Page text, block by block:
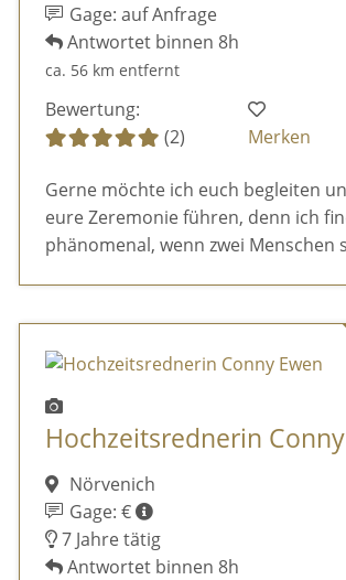
Gage: auf Anfrage
Antwortet binnen 8h
ca. 56 km entfernt
Bewertung:
(2)
Merken
Gerne möchte ich euch begleiten
eure Zeremonie führen, denn ich
phänomenal, wenn zwei Menschen
Hochzeitsrednerin
Nörvenich
Gage: €
7 Jahre tätig
Antwortet binnen 8h